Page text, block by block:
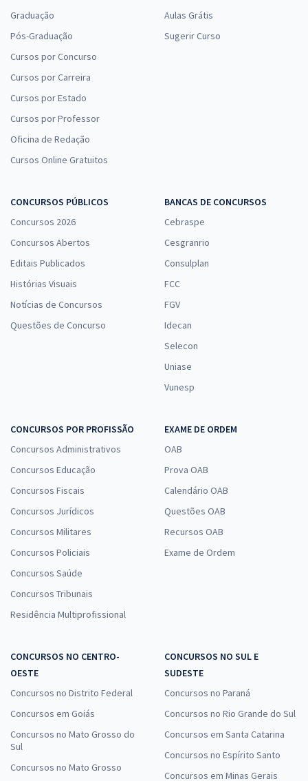
Graduação
Pós-Graduação
Cursos por Concurso
Cursos por Carreira
Cursos por Estado
Cursos por Professor
Oficina de Redação
Cursos Online Gratuitos
Aulas Grátis
Sugerir Curso
CONCURSOS PÚBLICOS
Concursos 2026
Concursos Abertos
Editais Publicados
Histórias Visuais
Notícias de Concursos
Questões de Concurso
BANCAS DE CONCURSOS
Cebraspe
Cesgranrio
Consulplan
FCC
FGV
Idecan
Selecon
Uniase
Vunesp
CONCURSOS POR PROFISSÃO
Concursos Administrativos
Concursos Educação
Concursos Fiscais
Concursos Jurídicos
Concursos Militares
Concursos Policiais
Concursos Saúde
Concursos Tribunais
Residência Multiprofissional
EXAME DE ORDEM
OAB
Prova OAB
Calendário OAB
Questões OAB
Recursos OAB
Exame de Ordem
CONCURSOS NO CENTRO-
OESTE
Concursos no Distrito Federal
Concursos em Goiás
Concursos no Mato Grosso do
Sul
Concursos no Mato Grosso
CONCURSOS NO SUL E
SUDESTE
Concursos no Paraná
Concursos no Rio Grande do Sul
Concursos em Santa Catarina
Concursos no Espírito Santo
Concursos em Minas Gerais